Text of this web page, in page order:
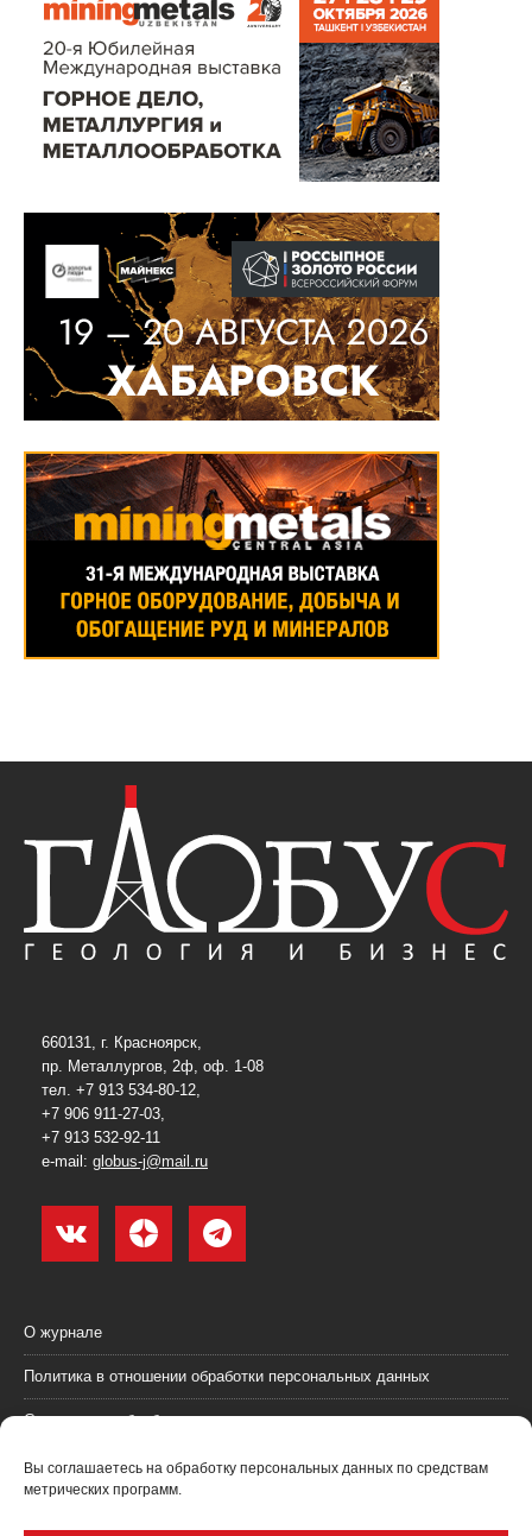
Вы соглашаетесь на обработку персональных данных по средствам
метрических программ.
660131, г. Красноярск,
пр. Металлургов, 2ф, оф. 1-08
тел. +7 913 534-80-12,
+7 906 911-27-03,
+7 913 532-92-11
e-mail: globus-j@mail.ru
О журнале
Политика в отношении обработки персональных данных
Согласие на обработку персональных данных
Пользовательское соглашение (оферта)